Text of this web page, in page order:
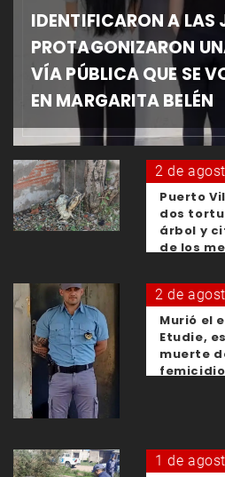
IDENTIFICARON A LAS
PROTAGONIZARON
VÍA PÚBLICA QUE SE
EN MARGARITA BELÉN
2 de
Puerto
dos
árbol y
de los
2 de
Murió el
Etudie,
muerte
1 de